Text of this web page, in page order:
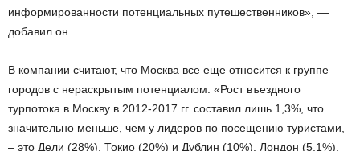
информированности потенциальных путешественников», —
добавил он.
В компании считают, что Москва все еще относится к группе
городов с нераскрытым потенциалом. «Рост въездного
турпотока в Москву в 2012-2017 гг. составил лишь 1,3%, что
значительно меньше, чем у лидеров по посещению туристами,
– это Дели (28%), Токио (20%) и Дублин (10%), Лондон (5,1%),